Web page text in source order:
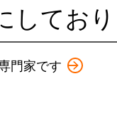
してお
門家です